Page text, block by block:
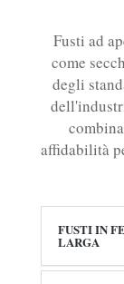
Fusti ad
come
degli
affidabilità
FUSTI IN
LARGA